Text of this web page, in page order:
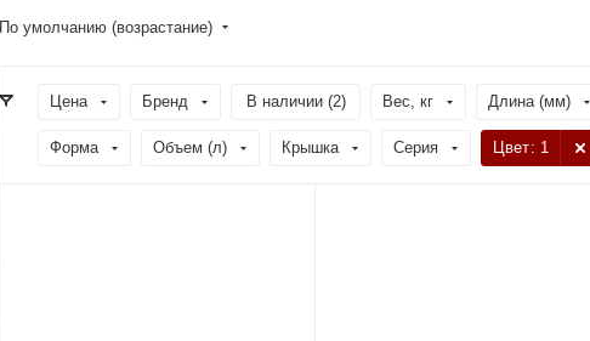
По умолчанию (возрастание)
Цена Бренд В наличии (2) Вес, кг Длина (мм)
Форма Объем (л) Крышка Серия Цвет: 1